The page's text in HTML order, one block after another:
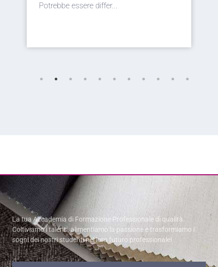
Potrebbe essere differ...
La tua Accademia di Formazione Professionale di qualità.
Coltiviamo i talenti, alimentiamo la passione e trasformiamo i
sogni dei nostri studenti nel loro futuro professionale!